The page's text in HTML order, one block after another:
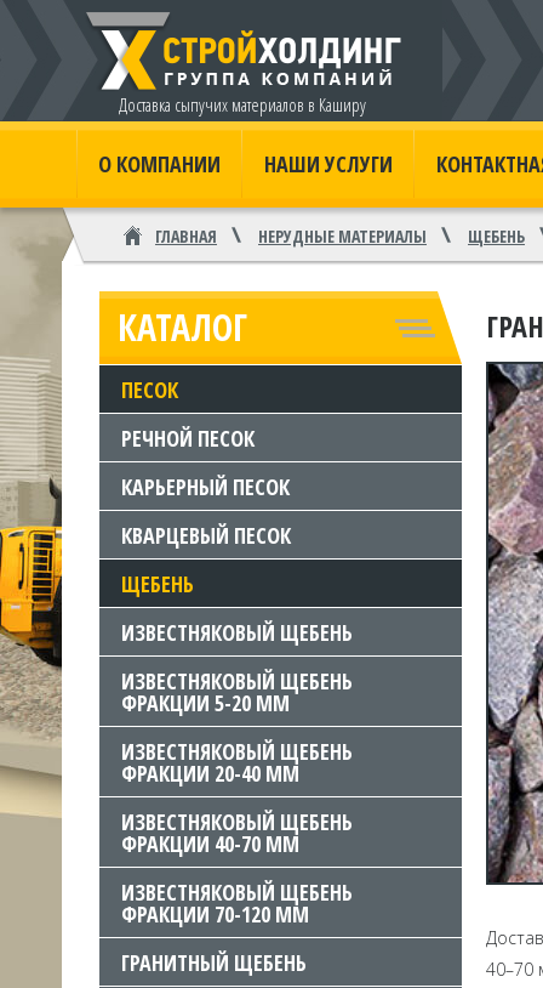
Доставка сыпучих материалов в Каширу
О КОМПАНИИ НАШИ УСЛУГИ
ГЛАВНАЯ НЕРУДНЫЕ МАТЕРИАЛЫ ЩЕБЕНЬ
КАТАЛОГ
ПЕСОК
РЕЧНОЙ ПЕСОК
КАРЬЕРНЫЙ ПЕСОК
КВАРЦЕВЫЙ ПЕСОК
ЩЕБЕНЬ
ИЗВЕСТНЯКОВЫЙ ЩЕБЕНЬ
ИЗВЕСТНЯКОВЫЙ ЩЕБЕНЬ
ФРАКЦИИ 5-20 ММ
ИЗВЕСТНЯКОВЫЙ ЩЕБЕНЬ
ФРАКЦИИ 20-40 ММ
ИЗВЕСТНЯКОВЫЙ ЩЕБЕНЬ
ФРАКЦИИ 40-70 ММ
ИЗВЕСТНЯКОВЫЙ ЩЕБЕНЬ
ФРАКЦИИ 70-120 ММ
ГРАНИТНЫЙ ЩЕБЕНЬ
40–70